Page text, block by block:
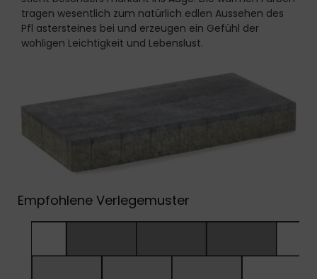
tragen wesentlich zum natürlich edlen Aussehen des
Pfl astersteines bei und erzeugen ein Gefühl der
wohligen Leichtigkeit und Lebenslust.
Empfohlene Verlegemuster